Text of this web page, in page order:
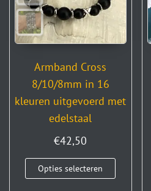
Armband Cross
8/10/8mm in 16
kleuren uitgevoerd met
edelstaal
€42,50
Opties selecteren